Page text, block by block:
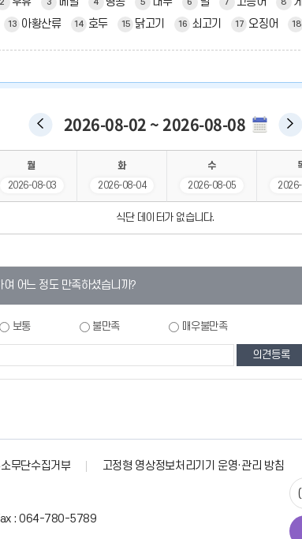
13 아황산류 14 호두 15 닭고기 16 쇠고기 17 오징어 18
이전
주간
2026-08-02 ~ 2026-08-08
월
2026-08-03
화
2026-08-04
수
2026-08-05
식단 데이터가 없습니다.
어느 정도 만족하셨습니까?
보통 불만족 매우불만족
무단수집거부 고정형 영상정보처리기기 운영·관리 방침
: 064-780-5789